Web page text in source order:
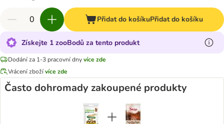
Přidat do košíkuPřidat do košíku
Získejte 1 zooBodů za tento produkt
Dodání za 1-3 pracovní dnyvíce zde
Vrácení zbožívíce zde
Často dohromady zakoupené produkty